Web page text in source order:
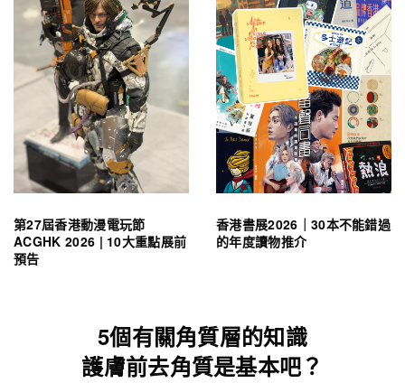
第27屆香港動漫電玩節
ACGHK 2026 | 10大重點展前
預告
香港書展2026｜30本不能錯過
的年度讀物推介
5個有關角質層的知識
護膚前去角質是基本吧？